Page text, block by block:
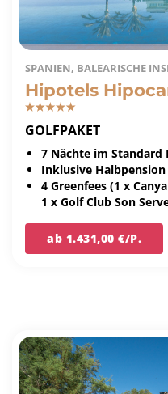
SPANIEN, BALEARISCHE
Hipotels
GOLFPAKET
7 Nächte im Standard
Inklusive Halbpension
4 Greenfees (1 x
1 x Golf Club Son
ab 1.431,00 €/P.